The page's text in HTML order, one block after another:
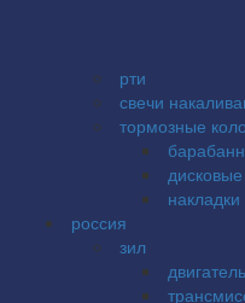
рти
свечи
тормозные
дисковые
накладки
россия
зил
двигатель